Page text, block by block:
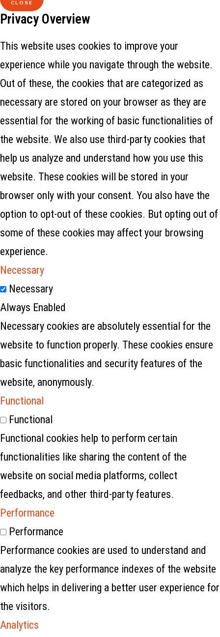
CLOSE
Privacy Overview
This website uses cookies to improve your
experience while you navigate through the website.
Out of these, the cookies that are categorized as
necessary are stored on your browser as they are
essential for the working of basic functionalities of
the website. We also use third-party cookies that
help us analyze and understand how you use this
website. These cookies will be stored in your
browser only with your consent. You also have the
option to opt-out of these cookies. But opting out of
some of these cookies may affect your browsing
experience.
Necessary
Necessary
Always Enabled
Necessary cookies are absolutely essential for the
website to function properly. These cookies ensure
basic functionalities and security features of the
website, anonymously.
Functional
Functional
Functional cookies help to perform certain
functionalities like sharing the content of the
website on social media platforms, collect
feedbacks, and other third-party features.
Performance
Performance
Performance cookies are used to understand and
analyze the key performance indexes of the website
which helps in delivering a better user experience for
the visitors.
Analytics